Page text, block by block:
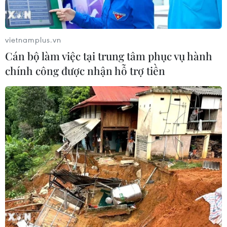
Bão số 3 tiếp tục đổi hướng, di
chuyển nhanh hơn
05/08/2026 11:31
Bão số 3 đổi hướng, di chuyển chậm
với tốc độ khoảng 5 km/h
05/08/2026 08:05
Italy nâng báo động đỏ trên toàn bộ
27 thành phố do nắng nóng kỷ lục
05/08/2026 06:31
Động đất mạnh làm rung chuyển
vietnamplus.vn
Cán bộ làm việc tại trung tâm phục vụ hành
chính công được nhận hỗ trợ tiền